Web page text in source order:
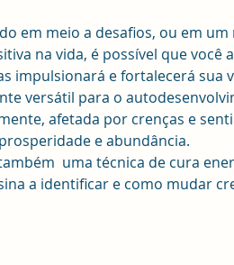
em meio a desafios, ou em
na vida, é possível que você
impulsionará e fortalecerá
versátil para o
afetada por crenças e
e abundância.
uma técnica de cura
a identificar e como mudar